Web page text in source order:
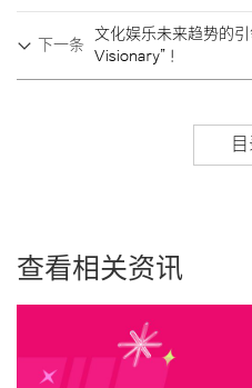
下一条
文化娱乐未来趋势的
Visionary”！
查看相关资讯